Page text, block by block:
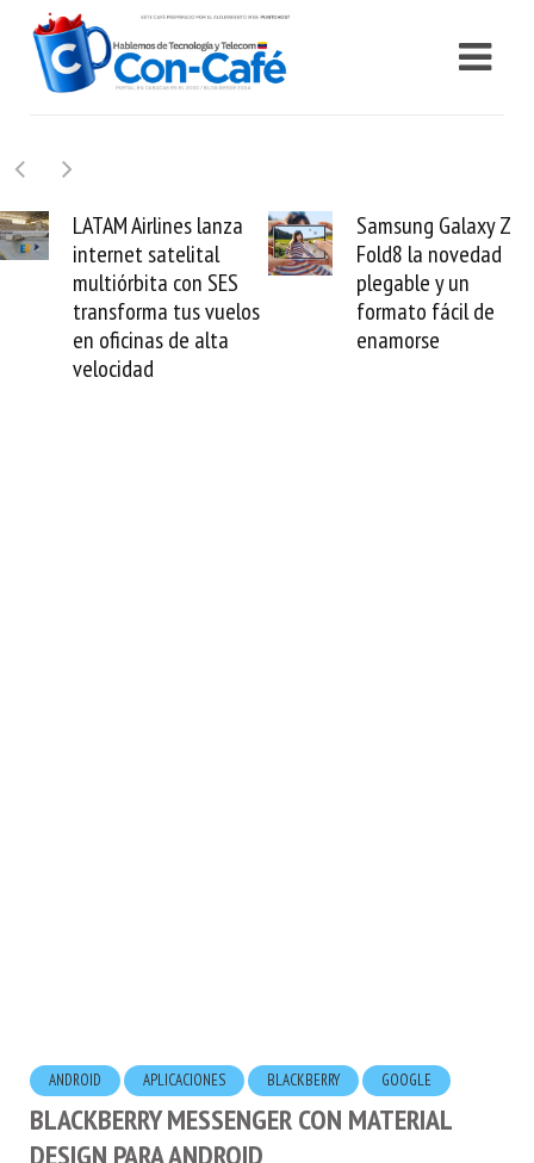
Airlines lanza
satelital
con SES
tus vuelos
de alta
Samsung Galaxy Z
Fold8 la novedad
plegable y un
formato fácil de
ANDROID APLICACIONES BLACKBERRY GOOGLE
BLACKBERRY MESSENGER CON MATERIAL
DESIGN PARA ANDROID